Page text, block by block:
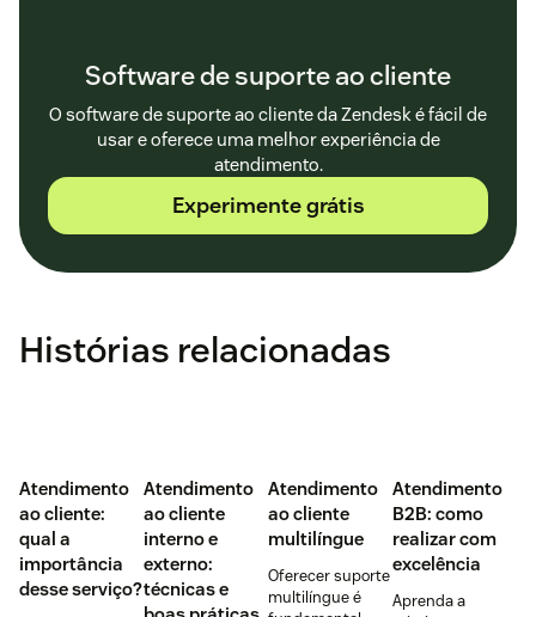
Software de suporte ao cliente
O software de suporte ao cliente da Zendesk é fácil de
usar e oferece uma melhor experiência de
atendimento.
Experimente grátis
Histórias relacionadas
Atendimento
ao cliente:
qual a
importância
desse serviço?
Atendimento
ao cliente
interno e
externo:
técnicas e
Atendimento
ao cliente
multilíngue
Oferecer suporte
multilíngue é
Atendimento
B2B: como
realizar com
excelência
Aprenda a